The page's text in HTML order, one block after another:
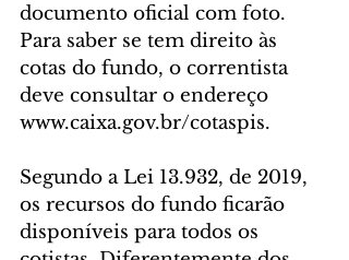
documento oficial com foto.
Para saber se tem direito às
cotas do fundo, o correntista
deve consultar o endereço
www.caixa.gov.br/cotaspis.
Segundo a Lei 13.932, de 2019,
os recursos do fundo ficarão
disponíveis para todos os